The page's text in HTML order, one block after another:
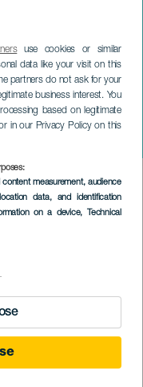
use cookies or similar
data like your visit on this
partners do not ask for your
business interest. You
based on legitimate
in our Privacy Policy on this
content measurement, audience
data, and identification
on a device, Technical